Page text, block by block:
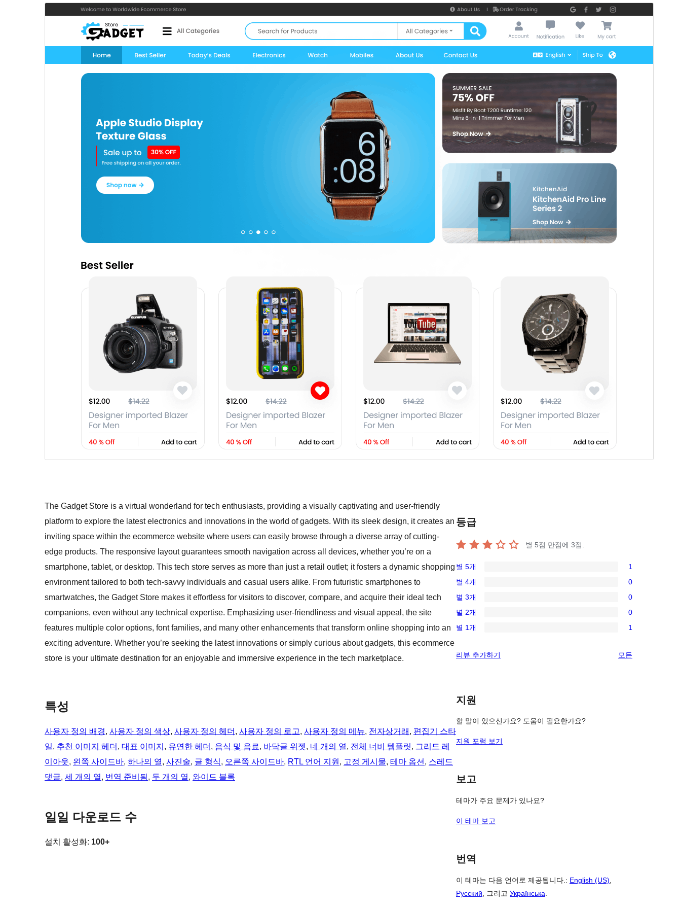
미리보기 다운로드
최근 업데이트
활성 설치
The Gadget Store is a virtual wonderland for tech enthusiasts, providing a visually captivating and user-friendly
platform to explore the latest electronics and innovations in the world of gadgets. With its sleek design, it creates an
inviting space within the ecommerce website where users can easily browse through a diverse array of cutting-
edge products. The responsive layout guarantees smooth navigation across all devices, whether you’re on a
smartphone, tablet, or desktop. This tech store serves as more than just a retail outlet; it fosters a dynamic shopping
environment tailored to both tech-savvy individuals and casual users alike. From futuristic smartphones to
smartwatches, the Gadget Store makes it effortless for visitors to discover, compare, and acquire their ideal tech
companions, even without any technical expertise. Emphasizing user-friendliness and visual appeal, the site
features multiple color options, font families, and many other enhancements that transform online shopping into an
exciting adventure. Whether you’re seeking the latest innovations or simply curious about gadgets, this ecommerce
store is your ultimate destination for an enjoyable and immersive experience in the tech marketplace.
특성
사용자 정의 배경, 사용자 정의 색상, 사용자 정의 헤더 , 사용자 정의 로고, 사용자 정의 메뉴, 전자상거래 , 편집기 스타
일, 추천 이미지 헤더 , 대표 이미지 , 유연한 헤더 , 음식 및 음료, 바닥글 위젯, 네 개의 열, 전체 너비 템플릿, 그리드 레
이아웃, 왼쪽 사이드바, 하나의 열, 사진술, 글 형식, 오른쪽 사이드바, RTL 언어 지원 , 고정 게시물, 테마 옵션 , 스레드
댓글, 세 개의 열, 번역 준비됨, 두 개의 열, 와이드 블록
일일 다운로드 수
설치 활성화: 100+
등급
별 5점 만점에 3점.
1/5-
별
점
후
기
별 5개 1
0/4-
별
점
후
별 4개 0
0/3-
별
점
기
별 3개 0
0/2-
별
후
별 2개 0
1/1-
점
별 1개 1
리뷰 추가하기 모든
지원
할 말이 있으신가요? 도움이 필요한가요?
지원 포럼 보기
보고
테마가 주요 문제가 있나요?
이 테마 보고
번역
이 테마는 다음 언어로 제공됩니다.: English (US)
Русский , 그리고 Українська